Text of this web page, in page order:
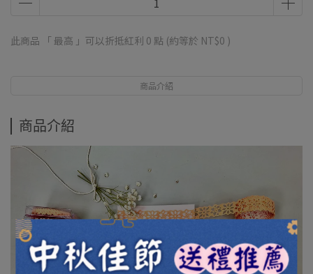
此商品 「 最高 」可以折抵紅利 0 點 (約等於 NT$0 )
商品介紹
商品介紹